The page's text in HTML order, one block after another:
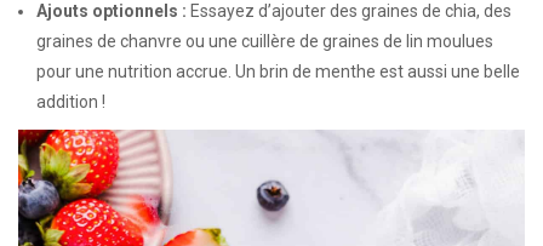
Ajouts optionnels : Essayez d’ajouter des graines de chia, des
graines de chanvre ou une cuillère de graines de lin moulues
pour une nutrition accrue. Un brin de menthe est aussi une belle
addition !